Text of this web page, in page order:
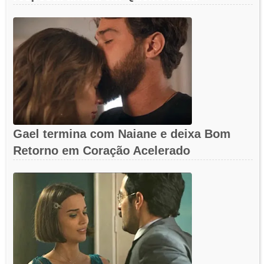
Gael termina com Naiane e deixa Bom
Retorno em Coração Acelerado